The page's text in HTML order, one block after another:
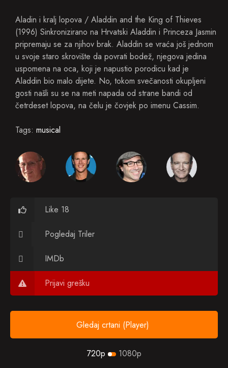
Aladin i kralj lopova / Aladdin and the King of Thieves
(1996) Sinkronizirano na Hrvatski Aladdin i Princeza Jasmin
pripremaju se za njihov brak. Aladdin se vraća još jednom
u svoje staro skrovište da povrati bodež, njegova jedina
uspomena na oca, koji je napustio porodicu kad je
Aladdin bio malo dijete. No, tokom svečanosti okupljeni
gosti našli su se na meti napada od strane bandi od
četrdeset lopova, na čelu je čovjek po imenu Cassim.
Tags: musical
Like 18
Pogledaj Triler
IMDb
Prijavi grešku
Gledaj crtani (Player)
720p 1080p